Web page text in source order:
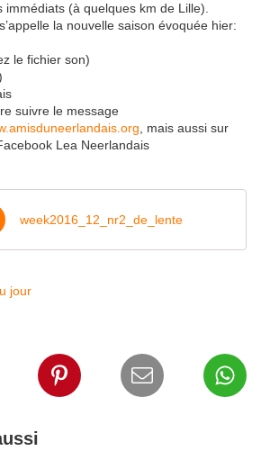
(à quelques km de Lille).
la nouvelle saison évoquée hier:
le fichier son)
suivre le message
, mais aussi sur
Lea Neerlandais
week2016_12_nr2_de_lente
jour